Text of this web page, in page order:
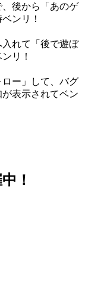
後から「あのゲ
ンリ！
れて「後で遊ぼ
リ！
ー」して、バグ
表示されてベン
！